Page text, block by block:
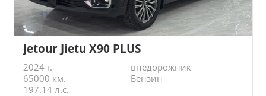
Jetour Jietu X90 PLUS
2024 г.
внедорожник
65000 км.
Бензин
197.14 л.с.